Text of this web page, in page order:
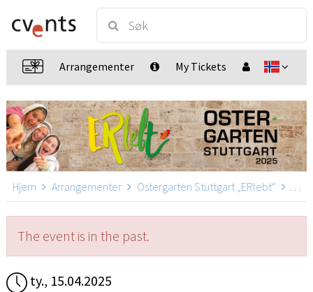
Arrangementer My Tickets
Hjem Arrangementer Ostergarten Stuttgart „ERlebt“
The event is in the past.
ty., 15.04.2025